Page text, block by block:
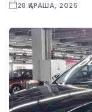
28 ҚАРАША, 2025